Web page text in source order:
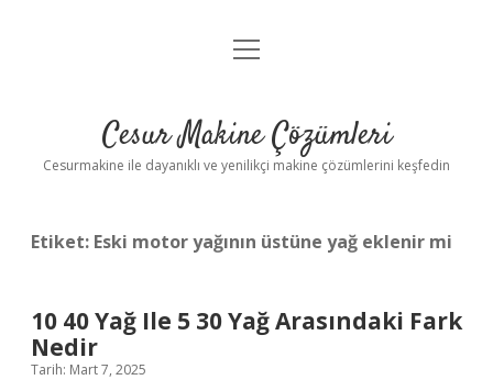
Anasayfa
Yasal Uyarı
menüyü
Cesur Makine Çözümleri
Cesurmakine ile dayanıklı ve yenilikçi makine çözümlerini keşfedin
Etiket: Eski motor yağının üstüne yağ eklenir mi
10 40 Yağ Ile 5 30 Yağ Arasındaki Fark
Nedir
Tarih: Mart 7, 2025